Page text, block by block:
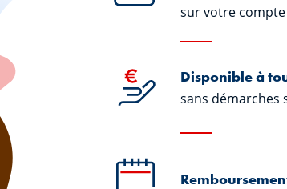
sur votre
Disponible à
sans démarches